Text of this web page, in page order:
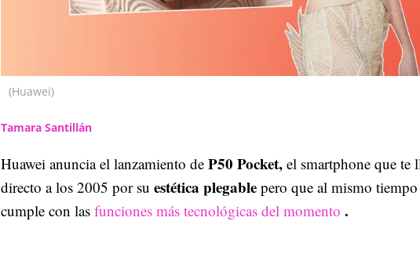
(Huawei)
Tamara Santillán
Huawei anuncia el lanzamiento de P50 Pocket, el smartphone que te
directo a los 2005 por su estética plegable pero que al mismo tiempo
cumple con las funciones más tecnológicas del momento .